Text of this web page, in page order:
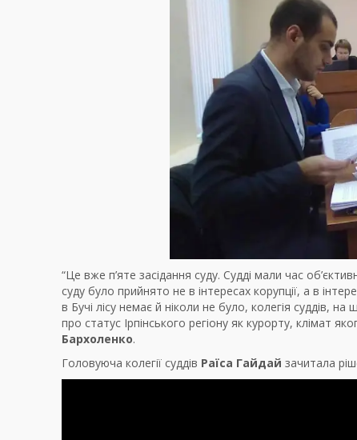
“Це вже п’яте засідання суду. Судді мали час
суду було прийнято не в інтересах корупції, а в
в Бучі лісу немає й ніколи не було, колегія суддів,
про статус Ірпінського регіону як курорту, клімат
Бархоленко.
Головуюча колегії суддів Раїса Гайдай зачитала